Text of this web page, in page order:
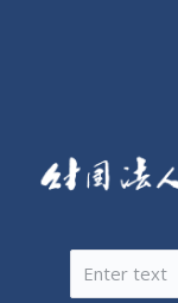
搜尋表單
搜尋